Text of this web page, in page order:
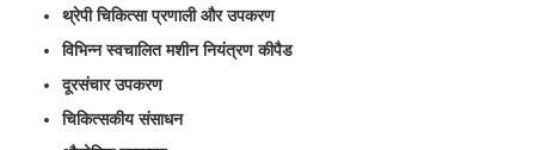
थ्रेपी चिकित्सा प्रणाली और उपकरण
विभिन्न स्वचालित मशीन नियंत्रण कीपैड
दूरसंचार उपकरण
चिकित्सकीय संसाधन